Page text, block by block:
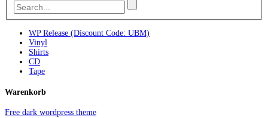
WP Release (Discount Code: UBM)
Vinyl
Shirts
CD
Tape
Warenkorb
Free dark wordpress theme